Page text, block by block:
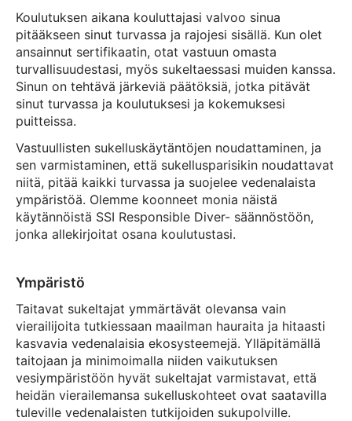
Koulutuksen aikana kouluttajasi valvoo sinua
pitääkseen sinut turvassa ja rajojesi sisällä. Kun olet
ansainnut sertifikaatin, otat vastuun omasta
turvallisuudestasi, myös sukeltaessasi muiden kanssa.
Sinun on tehtävä järkeviä päätöksiä, jotka pitävät
sinut turvassa ja koulutuksesi ja kokemuksesi
puitteissa.
Vastuullisten sukelluskäytäntöjen noudattaminen, ja
sen varmistaminen, että sukellusparisikin noudattavat
niitä, pitää kaikki turvassa ja suojelee vedenalaista
ympäristöä. Olemme koonneet monia näistä
käytännöistä SSI Responsible Diver- säännöstöön,
jonka allekirjoitat osana koulutustasi.
Ympäristö
Taitavat sukeltajat ymmärtävät olevansa vain
vierailijoita tutkiessaan maailman hauraita ja hitaasti
kasvavia vedenalaisia ​​ekosysteemejä. Ylläpitämällä
taitojaan ja minimoimalla niiden vaikutuksen
vesiympäristöön hyvät sukeltajat varmistavat, että
heidän vierailemansa sukelluskohteet ovat saatavilla
tuleville vedenalaisten tutkijoiden sukupolville.